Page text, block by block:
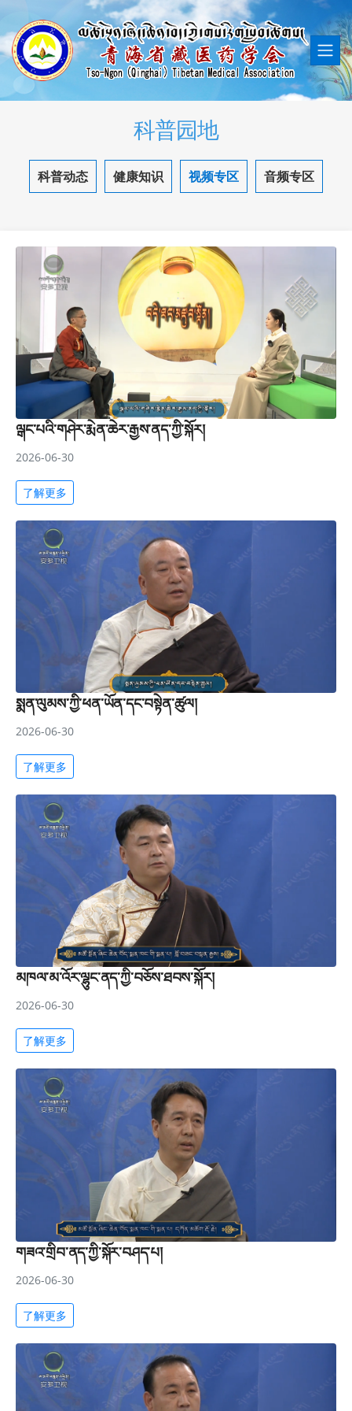
科普园地
科普动态 健康知识 视频专区 音频专区
ལྒང་པའི་གཤེར་རྨེན་ཆེར་རྒྱས་ནད་ཀྱི་སྐོར།
2026-06-30
了解更多
སྨན་ལུམས་ཀྱི་ཕན་ཡོན་དང་བསྟེན་ཚུལ།
2026-06-30
了解更多
མཁལ་མ་འོར་ལྷུང་ནད་ཀྱི་བཅོས་ཐབས་སྐོར།
2026-06-30
了解更多
གཟའ་གྲིབ་ནད་ཀྱི་སྐོར་བཤད་པ།
2026-06-30
了解更多